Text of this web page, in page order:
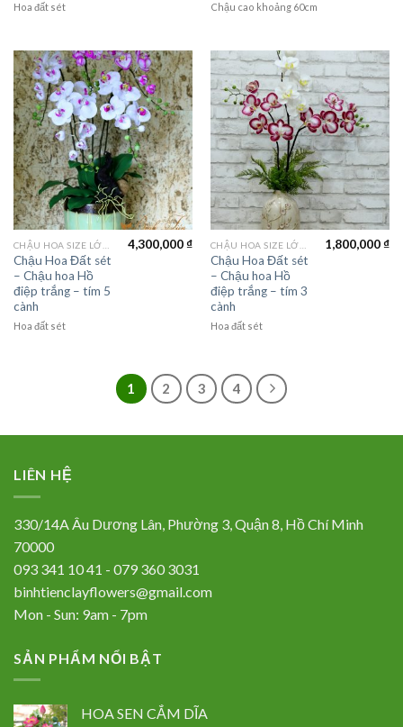
Hoa đất sét Chậu cao khoảng 60cm
Chậu Hoa Đất sét
– Chậu hoa Hồ
điệp trắng – tím 5
cành
4,300,000₫
Hoa đất sét
Chậu Hoa Đất sét
– Chậu hoa Hồ
điệp trắng – tím 3
cành
1,800,000₫
Hoa đất sét
1 2 3 4
LIÊN HỆ
330/14A Âu Dương Lân, Phường 3, Quận 8, Hồ Chí Minh
70000
093 341 10 41 - 079 360 3031
binhtienclayflowers@gmail.com
Mon - Sun: 9am - 7pm
SẢN PHẨM NỔI BẬT
HOA SEN CẮM DĨA